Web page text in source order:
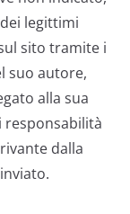
legittimi
sito tramite i
suo autore,
alla sua
responsabilità
dalla